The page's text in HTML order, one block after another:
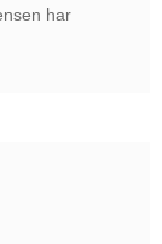
har